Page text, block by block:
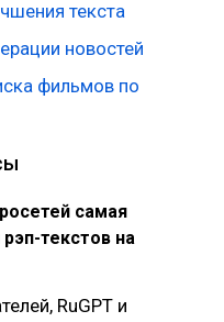
текста
новостей
фильмов по
самая
текстов на
RuGPT и